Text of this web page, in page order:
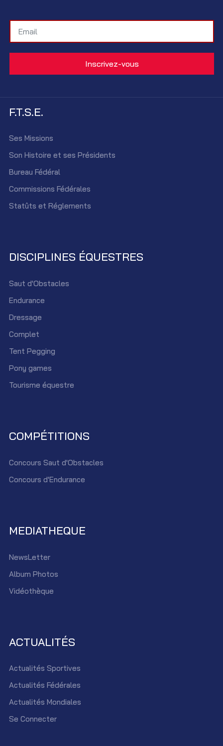
F.T.S.E.
Ses Missions
Son Histoire et ses Présidents
Bureau Fédéral
Commissions Fédérales
Statûts et Réglements
DISCIPLINES ÉQUESTRES
Saut d'Obstacles
Endurance
Dressage
Complet
Tent Pegging
Pony games
Tourisme équestre
COMPÉTITIONS
Concours Saut d'Obstacles
Concours d'Endurance
MEDIATHEQUE
NewsLetter
Album Photos
Vidéothèque
ACTUALITÉS
Actualités Sportives
Actualités Fédérales
Actualités Mondiales
Se Connecter